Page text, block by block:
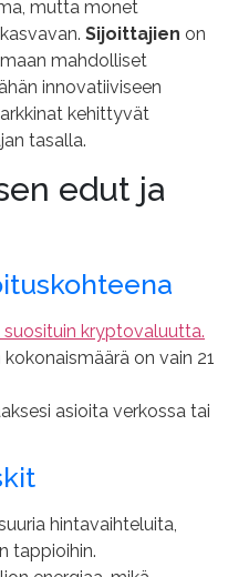
mutta monet
Sijoittajien on
mahdolliset
innovatiiviseen
kehittyvät
tasalla.
edut ja
suosituin kryptovaluutta.
on vain 21
asioita verkossa tai
hintavaihteluita,
tappioihin.